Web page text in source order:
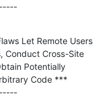
---------------------------------------------
Let Remote Users
Conduct Cross-Site
Potentially
Code ***
---------------------------------------------